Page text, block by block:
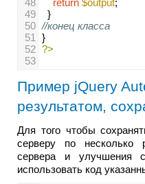
49
  }
50 //конец класса
51
}
52 ?>
53
Пример jQuery
результатом,
Для того чтобы
серверу по несколько
сервера и улучшения
использовать код